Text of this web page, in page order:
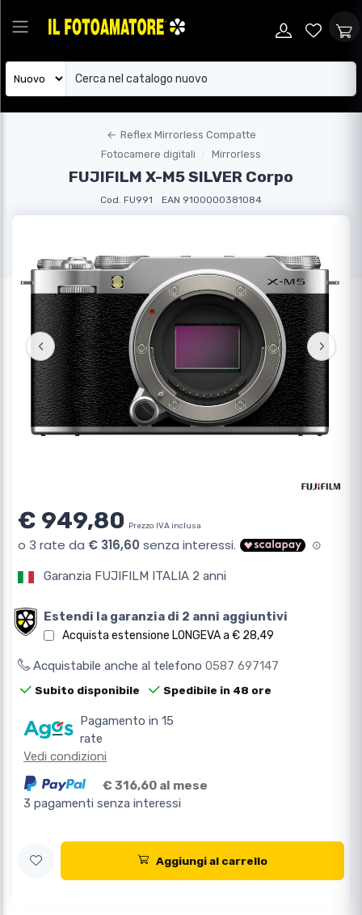
← Reflex Mirrorless Compatte
Fotocamere digitali
Mirrorless
FUJIFILM X-M5 SILVER Corpo
Cod. FU991 EAN 9100000381084
‹ ›
€ 949,80 Prezzo IVA inclusa
Garanzia FUJIFILM ITALIA 2 anni
Estendi la garanzia di 2 anni aggiuntivi
Acquista estensione LONGEVA a € 28,49
Acquistabile anche al telefono 0587 697147
Subito disponibile Spedibile in 48 ore
Pagamento in 15
rate
Vedi condizioni
€ 316,60 al mese
3 pagamenti senza interessi
Aggiungi al carrello